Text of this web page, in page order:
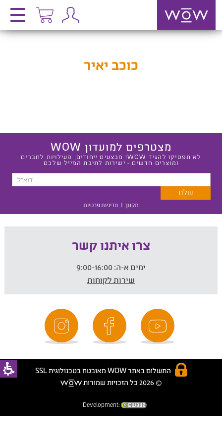
כוכב יאיר
מצטרפים למועדון WOW
לא תפסיקו להגיד WOW! מבצעים ייחודים, פעילויות לחברים
ומוצרים חדשים - ישירות לתיבת המייל שלכם
תקנון | מדיניות פרטיות
צרו איתנו קשר
ימים א-ה:
שירות לקוחות
התשלום באתר WOW מאובטח בטכנולוגית SSL
© 2026 כל הזכויות שמורות
Development: